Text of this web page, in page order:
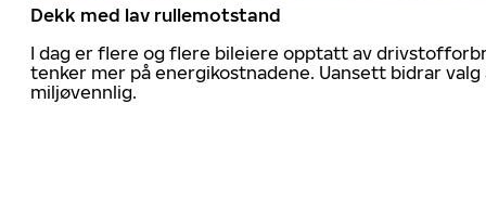
Dekk med lav rullemotstand
I dag er flere og flere bileiere opptatt av
tenker mer på energikostnadene. Uansett bidrar
miljøvennlig.